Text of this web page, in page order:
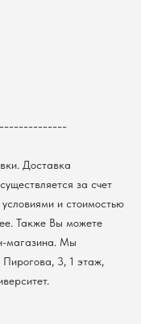
Доставка
за счет
и стоимостью
Также Вы можете
магазина. Мы
Пирогова, 3, 1 этаж,